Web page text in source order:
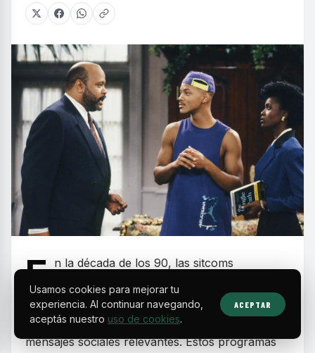
E n la década de los 90, las sitcoms
protagonizadas por actores y comunidades
negras se consolidaron como un fenómeno
cultural que combinó humor, valores familiares y
mensajes sociales relevantes. Estos programas
Usamos cookies para mejorar tu
experiencia. Al continuar navegando,
aceptás nuestro uso de cookies.
ACEPTAR